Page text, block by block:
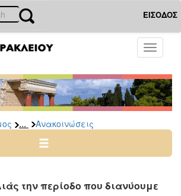
ΕΙΣΟΔΟΣ
Toggle
... Ανακοινώσεις
την περίοδο που διανύουμε